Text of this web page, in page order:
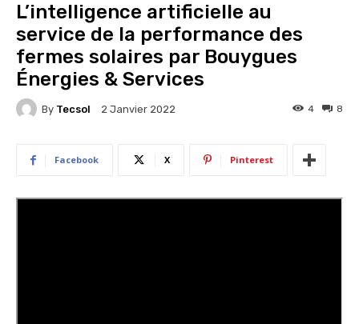
L’intelligence artificielle au
service de la performance des
fermes solaires par Bouygues
Énergies & Services
By Tecsol 2 Janvier 2022 8
4
Facebook X Pinterest